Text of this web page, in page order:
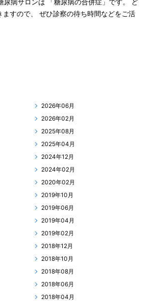
尿病サロンは 「糖尿病の合併症」です。 ど
ますので、 ぜひ診察の待ち時間などをご活
2026年06月
2026年02月
2025年08月
2025年04月
2024年12月
2024年02月
2020年02月
2019年10月
2019年06月
2019年04月
2019年02月
2018年12月
2018年10月
2018年08月
2018年06月
2018年04月